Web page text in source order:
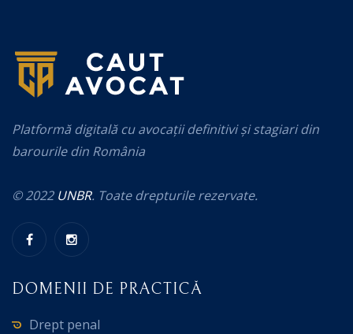
Platformă digitală cu avocații definitivi și stagiari din
barourile din România
© 2022 UNBR. Toate drepturile rezervate.
DOMENII DE PRACTICĂ
Drept penal